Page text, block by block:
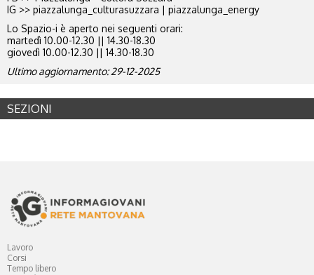
IG >> piazzalunga_culturasuzzara | piazzalunga_energy
Lo Spazio-i è aperto nei seguenti orari:
martedì 10.00-12.30 || 14.30-18.30
giovedì 10.00-12.30 || 14.30-18.30
Ultimo aggiornamento: 29-12-2025
SEZIONI
Lavoro
Corsi
Tempo libero